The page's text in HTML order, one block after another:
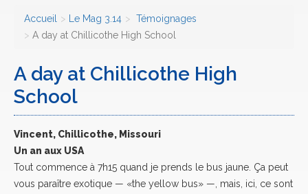
Accueil Le Mag 3.14
Témoignages
A day at Chillicothe High School
A day at Chillicothe High
School
Vincent, Chillicothe, Missouri
Un an aux USA
Tout commence à 7h15 quand je prends le bus jaune. Ça peut
vous paraître exotique — «the yellow bus» —, mais, ici, ce sont